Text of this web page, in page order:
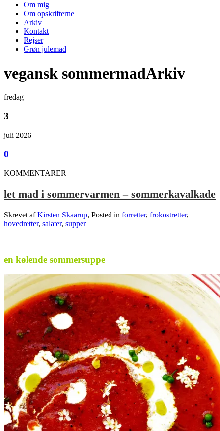
Om mig
Om opskrifterne
Arkiv
Kontakt
Rejser
Grøn julemad
vegansk sommermadArkiv
fredag
3
juli 2026
0
KOMMENTARER
let mad i sommervarmen – sommerkavalkade
Skrevet afKirsten Skaarup, Posted in forretter, frokostretter,
hovedretter, salater, supper
en kølende sommersuppe